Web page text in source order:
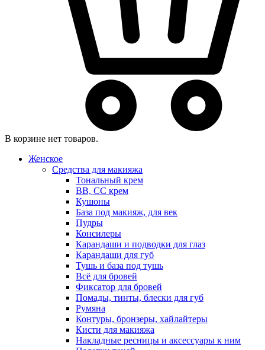
В корзине нет товаров.
Женское
Средства для макияжа
Тональный крем
BB, CC крем
Кушоны
База под макияж, для век
Пудры
Консилеры
Карандаши и подводки для глаз
Карандаши для губ
Тушь и база под тушь
Всё для бровей
Фиксатор для бровей
Помады, тинты, блески для губ
Румяна
Контуры, бронзеры, хайлайтеры
Кисти для макияжа
Накладные ресницы и аксессуары к ним